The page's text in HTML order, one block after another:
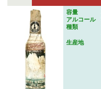
容量
アルコール
種類
生産地